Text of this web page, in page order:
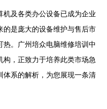
及各类办公设备已成为企业
的是庞大的设备维护与售后市
。广州培众电脑维修培训中
，正致力于培养此类市场急
体系的解析，为您展现一条清